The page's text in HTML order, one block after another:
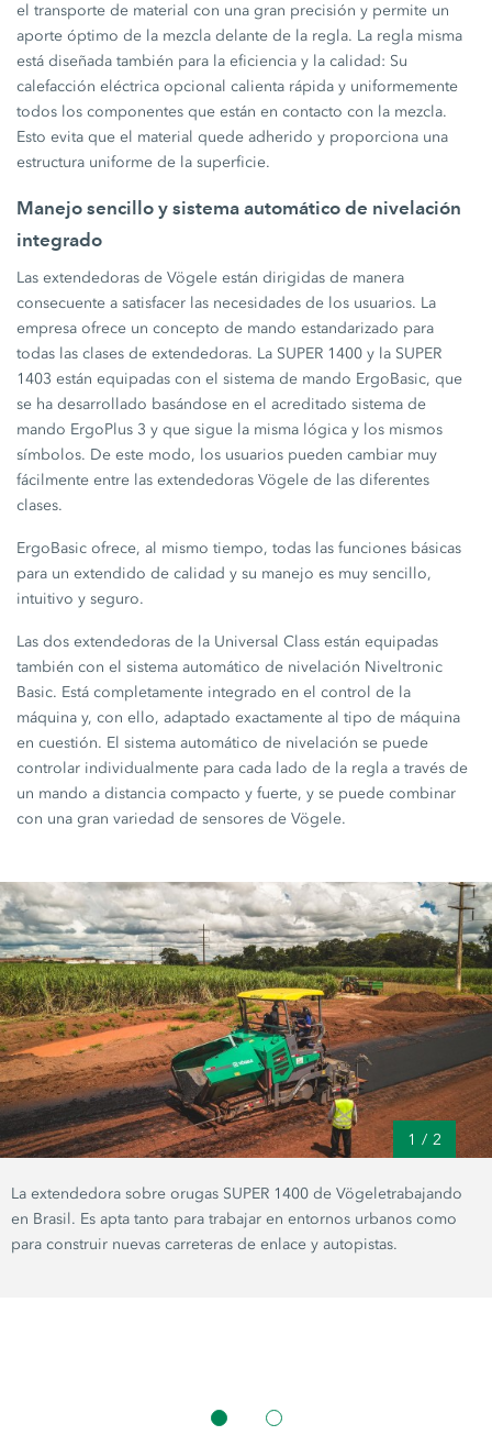
el transporte de material con una gran precisión y permite un
aporte óptimo de la mezcla delante de la regla. La regla misma
está diseñada también para la eficiencia y la calidad: Su
calefacción eléctrica opcional calienta rápida y uniformemente
todos los componentes que están en contacto con la mezcla.
Esto evita que el material quede adherido y proporciona una
estructura uniforme de la superficie.
Manejo sencillo y sistema automático de nivelación
integrado
Las extendedoras de Vögele están dirigidas de manera
consecuente a satisfacer las necesidades de los usuarios. La
empresa ofrece un concepto de mando estandarizado para
todas las clases de extendedoras. La SUPER 1400 y la SUPER
1403 están equipadas con el sistema de mando ErgoBasic, que
se ha desarrollado basándose en el acreditado sistema de
mando ErgoPlus 3 y que sigue la misma lógica y los mismos
símbolos. De este modo, los usuarios pueden cambiar muy
fácilmente entre las extendedoras Vögele de las diferentes
clases.
ErgoBasic ofrece, al mismo tiempo, todas las funciones básicas
para un extendido de calidad y su manejo es muy sencillo,
intuitivo y seguro.
Las dos extendedoras de la Universal Class están equipadas
también con el sistema automático de nivelación Niveltronic
Basic. Está completamente integrado en el control de la
máquina y, con ello, adaptado exactamente al tipo de máquina
en cuestión. El sistema automático de nivelación se puede
controlar individualmente para cada lado de la regla a través de
un mando a distancia compacto y fuerte, y se puede combinar
con una gran variedad de sensores de Vögele.
1 / 2
La extendedora sobre orugas SUPER 1400 de Vögeletrabajando
en Brasil. Es apta tanto para trabajar en entornos urbanos como
para construir nuevas carreteras de enlace y autopistas.